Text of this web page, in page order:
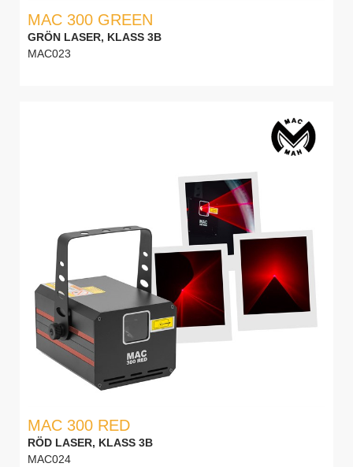
MAC 300 GREEN
GRÖN LASER, KLASS 3B
MAC023
MAC 300 RED
RÖD LASER, KLASS 3B
MAC024